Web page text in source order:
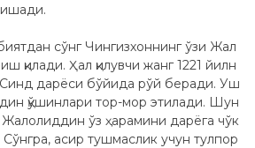
сўнг Чингизхоннинг ўзи Жал
қилади. Ҳал қилувчи жанг 1221 йилн
дарёси бўйида рўй беради. Уш
қўшинлари тор-мор этилади. Шун
Жалолиддин ўз ҳарамини дарёга чўк
асир тушмаслик учун тулпор